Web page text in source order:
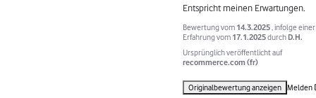
Entspricht meinen Erwartungen.
Bewertung vom 14.3.2025 , infolge einer
Erfahrung vom 17.1.2025durch D.H.
Ursprünglich veröffentlicht auf
recommerce.com (fr)
Originalbewertung anzeigen Melden